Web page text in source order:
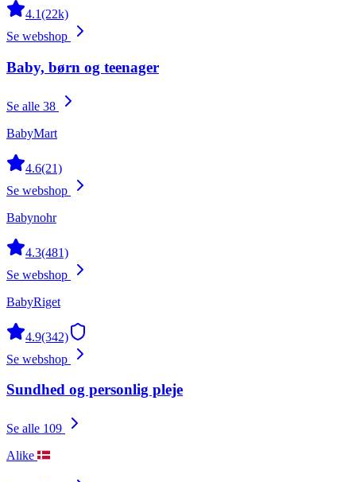
4.1(22k)
Se webshop
Baby, børn og teenager
Se alle 38
BabyMart
4.6(21)
Se webshop
Babynohr
4.3(481)
Se webshop
BabyRiget
4.9(342)
Se webshop
Sundhed og personlig pleje
Se alle 109
Alike